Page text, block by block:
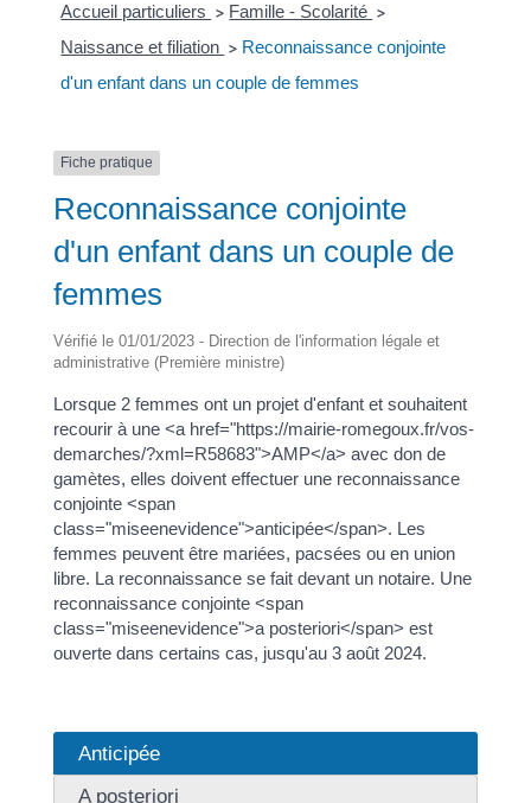
Accueil particuliers > Famille - Scolarité >
Naissance et filiation > Reconnaissance conjointe
d'un enfant dans un couple de femmes
Fiche pratique
Reconnaissance conjointe
d'un enfant dans un couple de
femmes
Vérifié le 01/01/2023 - Direction de l'information légale et
administrative (Première ministre)
Lorsque 2 femmes ont un projet d'enfant et souhaitent
recourir à une <a href="https://mairie-romegoux.fr/vos-
demarches/?xml=R58683">AMP</a> avec don de
gamètes, elles doivent effectuer une reconnaissance
conjointe <span
class="miseenevidence">anticipée</span>. Les
femmes peuvent être mariées, pacsées ou en union
libre. La reconnaissance se fait devant un notaire. Une
reconnaissance conjointe <span
class="miseenevidence">a posteriori</span> est
ouverte dans certains cas, jusqu'au 3 août 2024.
Anticipée
A posteriori